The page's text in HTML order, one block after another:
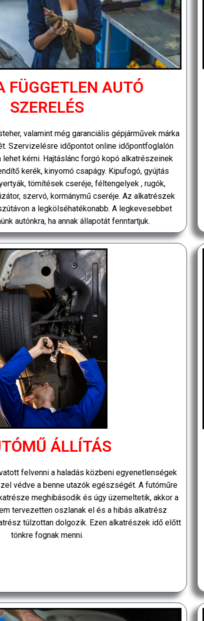
FÜGGETLEN AUTÓ
SZERELÉS
valamint még garanciális gépjárművek márka
Szervizelésre időpontot online időpontfoglalón
kérni. Hajtáslánc forgó kopó alkatrészeinek
kerék, kinyomó csapágy. Kipufogó, gyújtás
tömítések cseréje, féltengelyek , rugók,
szervó, kormánymű cseréje. Az alkatrészek
a legkölséhatékonabb. A legkevesebbet
autónkra, ha annak állapotát fenntartjuk.
ÁLLÍTÁS
felvenni a haladás közbeni egyenetlenségek
védve a benne utazók egészségét. A futóműre
meghibásodik és úgy üzemeltetik, akkor a
tervezetten oszlanak el és a hibás alkatrész
túlzottan dolgozik. Ezen alkatrészek idő előtt
tönkre fognak menni.